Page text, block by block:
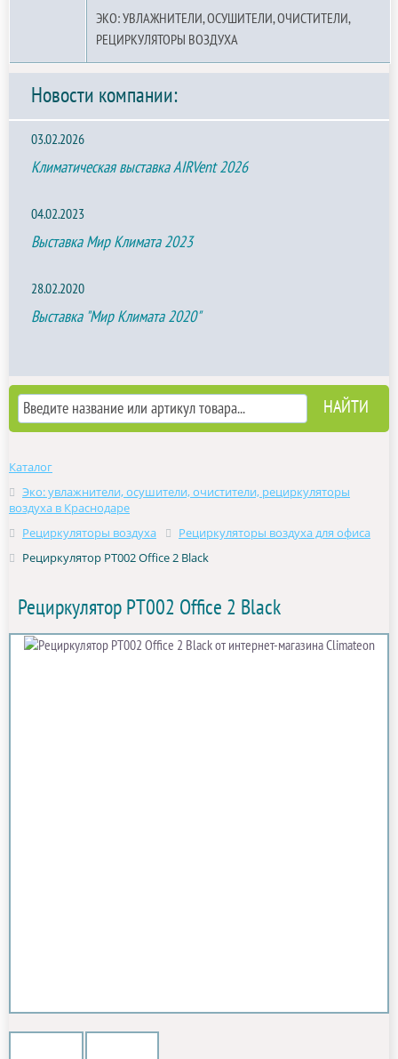
ЭКО: УВЛАЖНИТЕЛИ, ОСУШИТЕЛИ, ОЧИСТИТЕЛИ,
РЕЦИРКУЛЯТОРЫ ВОЗДУХА
Новости компании:
03.02.2026
Климатическая выставка AIRVent 2026
04.02.2023
Выставка Мир Климата 2023
28.02.2020
Выставка "Мир Климата 2020"
Каталог
Эко: увлажнители, осушители, очистители, рециркуляторы
воздуха в Краснодаре
Рециркуляторы воздуха
Рециркуляторы воздуха для офиса
Рециркулятор РТ002 Office 2 Black
Рециркулятор РТ002 Office 2 Black